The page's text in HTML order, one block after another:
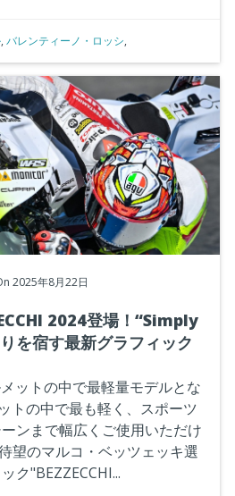
, バレンティーノ・ロッシ,
2025年8月22日
2024登場！“Simply
を宿す最新グラフィック
ットの中で最軽量モデルとな
トの中で最も軽く、スポーツ
ンまで幅広くご使用いただけ
望のマルコ・ベッツェッキ選
ク"BEZZECCHI...